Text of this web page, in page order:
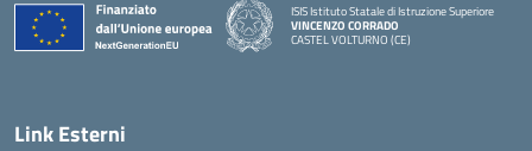
ISIS Istituto Statale di Istruzione Superiore
VINCENZO CORRADO
CASTEL VOLTURNO (CE)
Link Esterni